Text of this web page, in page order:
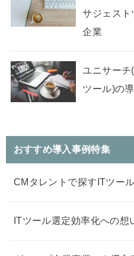
サジェスト
企業
ユニサーチ
ツール)の
おすすめ導入事例特集
CMタレントで探すITツール
ITツール選定効率化への想